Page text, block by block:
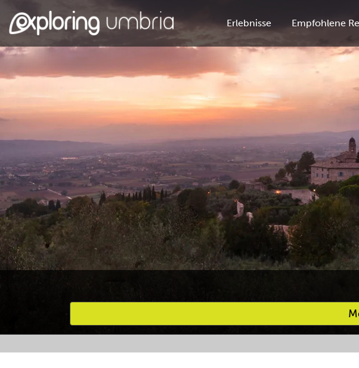
Erlebnisse Empfohlene
Bevorzugte Aktivitäten